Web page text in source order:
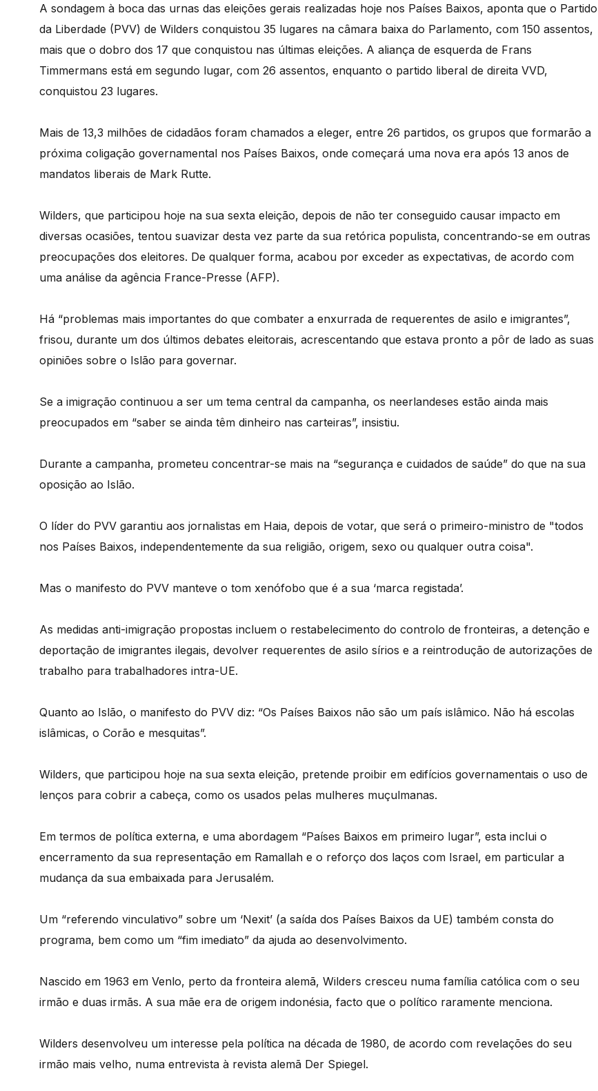
A sondagem à boca das urnas das eleições gerais realizadas hoje nos Países Baixos, aponta que o Partido
da Liberdade (PVV) de Wilders conquistou 35 lugares na câmara baixa do Parlamento, com 150 assentos,
mais que o dobro dos 17 que conquistou nas últimas eleições. A aliança de esquerda de Frans
Timmermans está em segundo lugar, com 26 assentos, enquanto o partido liberal de direita VVD,
conquistou 23 lugares.
Mais de 13,3 milhões de cidadãos foram chamados a eleger, entre 26 partidos, os grupos que formarão a
próxima coligação governamental nos Países Baixos, onde começará uma nova era após 13 anos de
mandatos liberais de Mark Rutte.
Wilders, que participou hoje na sua sexta eleição, depois de não ter conseguido causar impacto em
diversas ocasiões, tentou suavizar desta vez parte da sua retórica populista, concentrando-se em outras
preocupações dos eleitores. De qualquer forma, acabou por exceder as expectativas, de acordo com
uma análise da agência France-Presse (AFP).
Há “problemas mais importantes do que combater a enxurrada de requerentes de asilo e imigrantes”,
frisou, durante um dos últimos debates eleitorais, acrescentando que estava pronto a pôr de lado as suas
opiniões sobre o Islão para governar.
Se a imigração continuou a ser um tema central da campanha, os neerlandeses estão ainda mais
preocupados em “saber se ainda têm dinheiro nas carteiras”, insistiu.
Durante a campanha, prometeu concentrar-se mais na “segurança e cuidados de saúde” do que na sua
oposição ao Islão.
O líder do PVV garantiu aos jornalistas em Haia, depois de votar, que será o primeiro-ministro de "todos
nos Países Baixos, independentemente da sua religião, origem, sexo ou qualquer outra coisa".
Mas o manifesto do PVV manteve o tom xenófobo que é a sua ‘marca registada’.
As medidas anti-imigração propostas incluem o restabelecimento do controlo de fronteiras, a detenção e
deportação de imigrantes ilegais, devolver requerentes de asilo sírios e a reintrodução de autorizações de
trabalho para trabalhadores intra-UE.
Quanto ao Islão, o manifesto do PVV diz: “Os Países Baixos não são um país islâmico. Não há escolas
islâmicas, o Corão e mesquitas”.
Wilders, que participou hoje na sua sexta eleição, pretende proibir em edifícios governamentais o uso de
lenços para cobrir a cabeça, como os usados pelas mulheres muçulmanas.
Em termos de política externa, e uma abordagem “Países Baixos em primeiro lugar”, esta inclui o
encerramento da sua representação em Ramallah e o reforço dos laços com Israel, em particular a
mudança da sua embaixada para Jerusalém.
Um “referendo vinculativo” sobre um ‘Nexit’ (a saída dos Países Baixos da UE) também consta do
programa, bem como um “fim imediato” da ajuda ao desenvolvimento.
Nascido em 1963 em Venlo, perto da fronteira alemã, Wilders cresceu numa família católica com o seu
irmão e duas irmãs. A sua mãe era de origem indonésia, facto que o político raramente menciona.
Wilders desenvolveu um interesse pela política na década de 1980, de acordo com revelações do seu
irmão mais velho, numa entrevista à revista alemã Der Spiegel.